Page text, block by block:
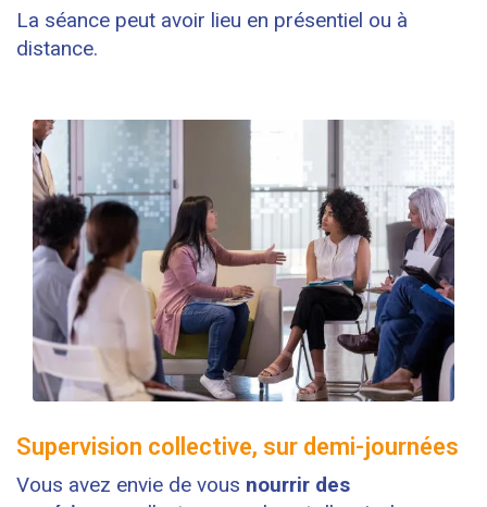
La séance peut avoir lieu en présentiel ou à
distance.
Supervision collective, sur demi-journées
Vous avez envie de vous nourrir des